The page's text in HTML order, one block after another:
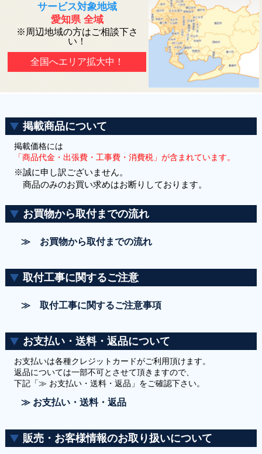
サービス対象地域
愛知県 全域
※周辺地域の方はご相談下さ
い！
全国へエリア拡大中！
掲載商品について
掲載価格には
「商品代金・出張費・工事費・消費税」が含まれています。
※誠に申し訳ございません。
商品のみのお買い求めはお断りしております。
お買物から取付までの流れ
≫ お買物から取付までの流れ
取付工事に関するご注意
≫ 取付工事に関するご注意事項
お支払い・送料・返品について
お支払いは各種クレジットカードがご利用頂けます。
返品については一部不可とさせて頂きますので、
下記「≫ お支払い・送料・返品」をご確認下さい。
≫ お支払い・送料・返品
販売・お客様情報のお取り扱いについて